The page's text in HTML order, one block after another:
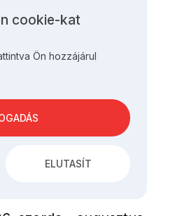
kedd-augusztus
cookie-kat
Ön hozzájárul
ELUTASÍT